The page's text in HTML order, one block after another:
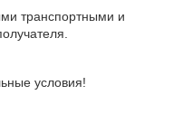
транспортными и
условия!